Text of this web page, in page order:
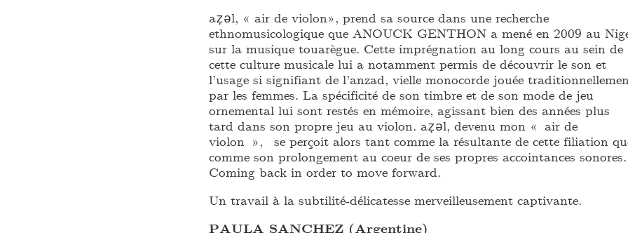
aẓǝl, « air de violon», prend sa source dans une recherche
ethnomusicologique que ANOUCK GENTHON a mené en 2009 au
sur la musique touarègue. Cette imprégnation au long cours au sein de
cette culture musicale lui a notamment permis de découvrir le son et
l’usage si signifiant de l’anzad, vielle monocorde jouée
par les femmes. La spécificité de son timbre et de son mode de jeu
ornemental lui sont restés en mémoire, agissant bien des années plus
tard dans son propre jeu au violon. aẓǝl, devenu mon « air de
violon », se perçoit alors tant comme la résultante de cette filiation
comme son prolongement au coeur de ses propres accointances sonores.
Coming back in order to move forward.
Un travail à la subtilité-délicatesse merveilleusement captivante.
PAULA SANCHEZ (Argentine)